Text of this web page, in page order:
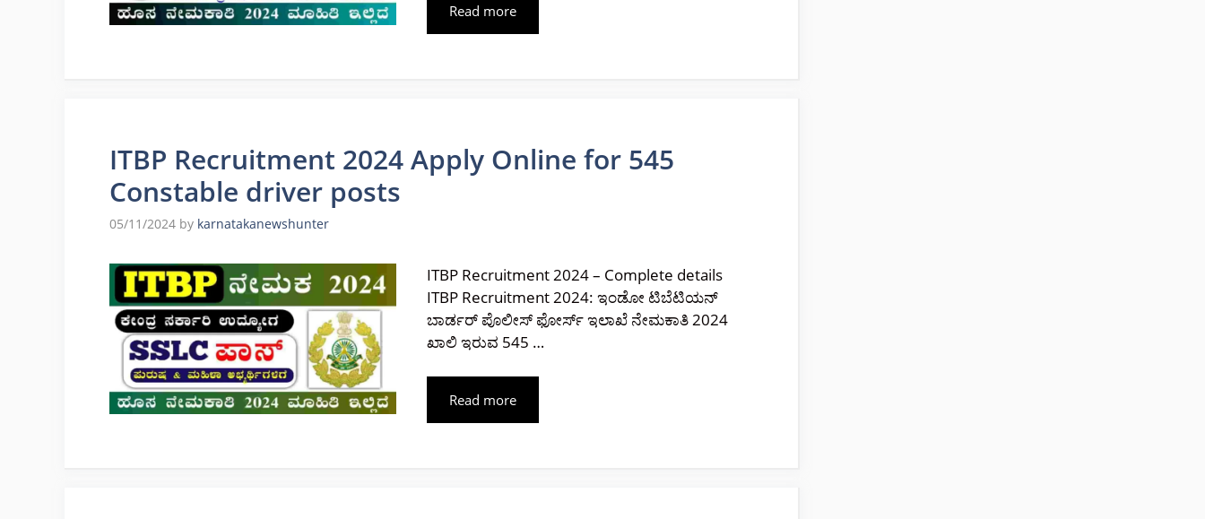
Read more
ITBP Recruitment 2024 Apply Online for 545
Constable driver posts
05/11/2024 by karnatakanewshunter
ITBP Recruitment 2024 – Complete details
ITBP Recruitment 2024: ಇಂಡೋ ಟಿಬೆಟಿಯನ್
ಬಾರ್ಡರ್ ಪೊಲೀಸ್ ಫೋರ್ಸ್ ಇಲಾಖೆ ನೇಮಕಾತಿ 2024
ಖಾಲಿ ಇರುವ 545 …
Read more